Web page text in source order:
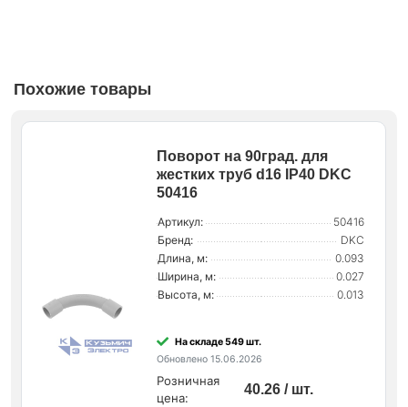
Похожие товары
Поворот на 90град. для
жестких труб d16 IP40 DKC
50416
Артикул:
50416
Бренд:
DKC
Длина, м:
0.093
Ширина, м:
0.027
Высота, м:
0.013
На складе 549 шт.
Обновлено 15.06.2026
Розничная
цена:
40.26 / шт.